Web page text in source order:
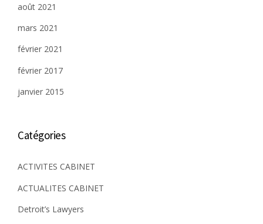
août 2021
mars 2021
février 2021
février 2017
janvier 2015
Catégories
ACTIVITES CABINET
ACTUALITES CABINET
Detroit’s Lawyers